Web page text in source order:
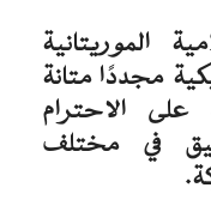
الموريتانية
مجددًا متانة
على الاحترام
في مختلف